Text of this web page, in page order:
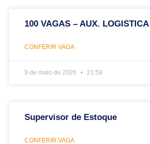
100 VAGAS – AUX. LOGISTICA
CONFERIR VAGA
9 de maio de 2026 21:59
Supervisor de Estoque
CONFERIR VAGA